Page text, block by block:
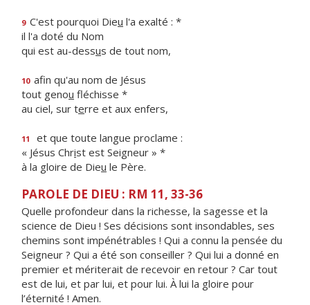
9 C'est pourquoi Dieu l'a exalté : *
il l'a doté du Nom
qui est au-dessus de tout nom,
10 afin qu'au nom de Jésus
tout genou fléchisse *
au ciel, sur terre et aux enfers,
11
et que toute langue proclame :
« Jésus Christ est Seigneur » *
à la gloire de Dieu le Père.
PAROLE DE DIEU : RM 11, 33-36
Quelle profondeur dans la richesse, la sagesse et la
science de Dieu ! Ses décisions sont insondables, ses
chemins sont impénétrables ! Qui a connu la pensée du
Seigneur ? Qui a été son conseiller ? Qui lui a donné en
premier et mériterait de recevoir en retour ? Car tout
est de lui, et par lui, et pour lui. À lui la gloire pour
l’éternité ! Amen.